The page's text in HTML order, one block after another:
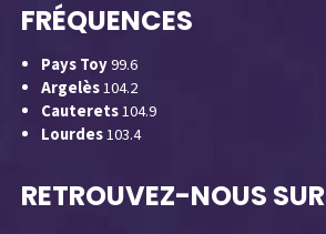
FRÉQUENCES
Pays Toy99.6
Argelès104.2
Cauterets104.9
Lourdes103.4
RETROUVEZ-NOUS SUR